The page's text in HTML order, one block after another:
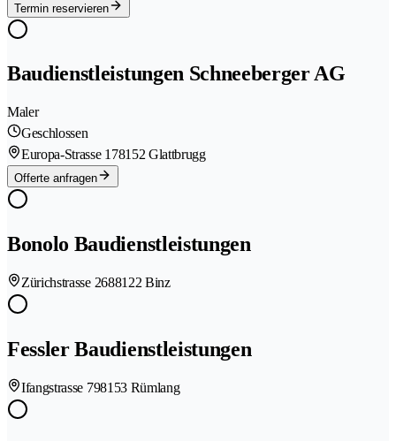
Termin reservieren
Baudienstleistungen Schneeberger AG
Maler
Geschlossen
Europa-Strasse 178152 Glattbrugg
Offerte anfragen
Bonolo Baudienstleistungen
Zürichstrasse 2688122 Binz
Fessler Baudienstleistungen
Ifangstrasse 798153 Rümlang